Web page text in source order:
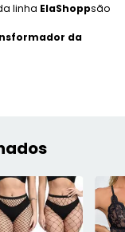
linha ElaShoppsão
da